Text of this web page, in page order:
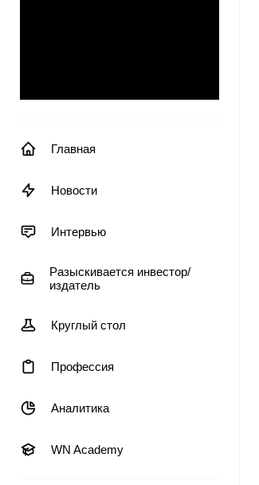
Главная
Новости
Интервью
Разыскивается инвестор/
издатель
Круглый стол
Профессия
Аналитика
WN Academy